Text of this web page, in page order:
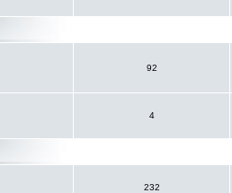
92
4
232